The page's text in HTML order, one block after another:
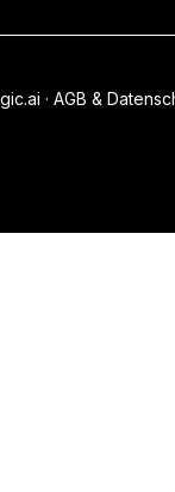
· AGB &